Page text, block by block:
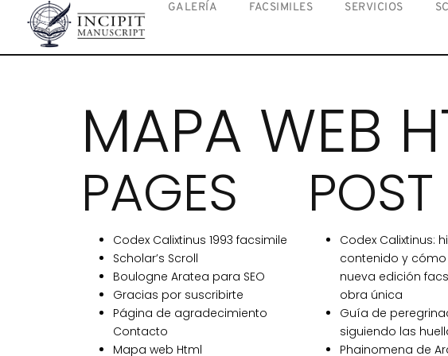
GALERÍA FACSIMILES SERVICIOS
MAPA WEB
PAGES
Codex Calixtinus 1993 facsimile
Scholar’s Scroll
Boulogne Aratea para SEO
Gracias por suscribirte
Página de agradecimiento
Contacto
Mapa web Html
POST
Codex Calixtinus:
contenido y
nueva edición
obra única
Guía de
siguiendo las
Phainomena de